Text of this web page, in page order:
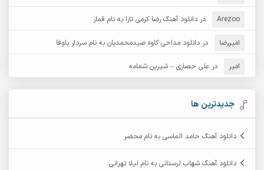
آرش مبهم آرش مستشیری
آرش مهرابی آرش نظری
آرشام
آرکاداش
Arezoo در دانلود آهنگ رضا کرمی تارا به نام قمار
امیررضا در دانلود مداحی کاوه صیدمحمدیان به نام سردار باوفا
امیر در علی حصاری – شیرین شمامه
جدیدترین ها
دانلود آهنگ حامد الماسی به نام محضر
دانلود آهنگ شهاب لرستانی به نام لیلا تهرانی